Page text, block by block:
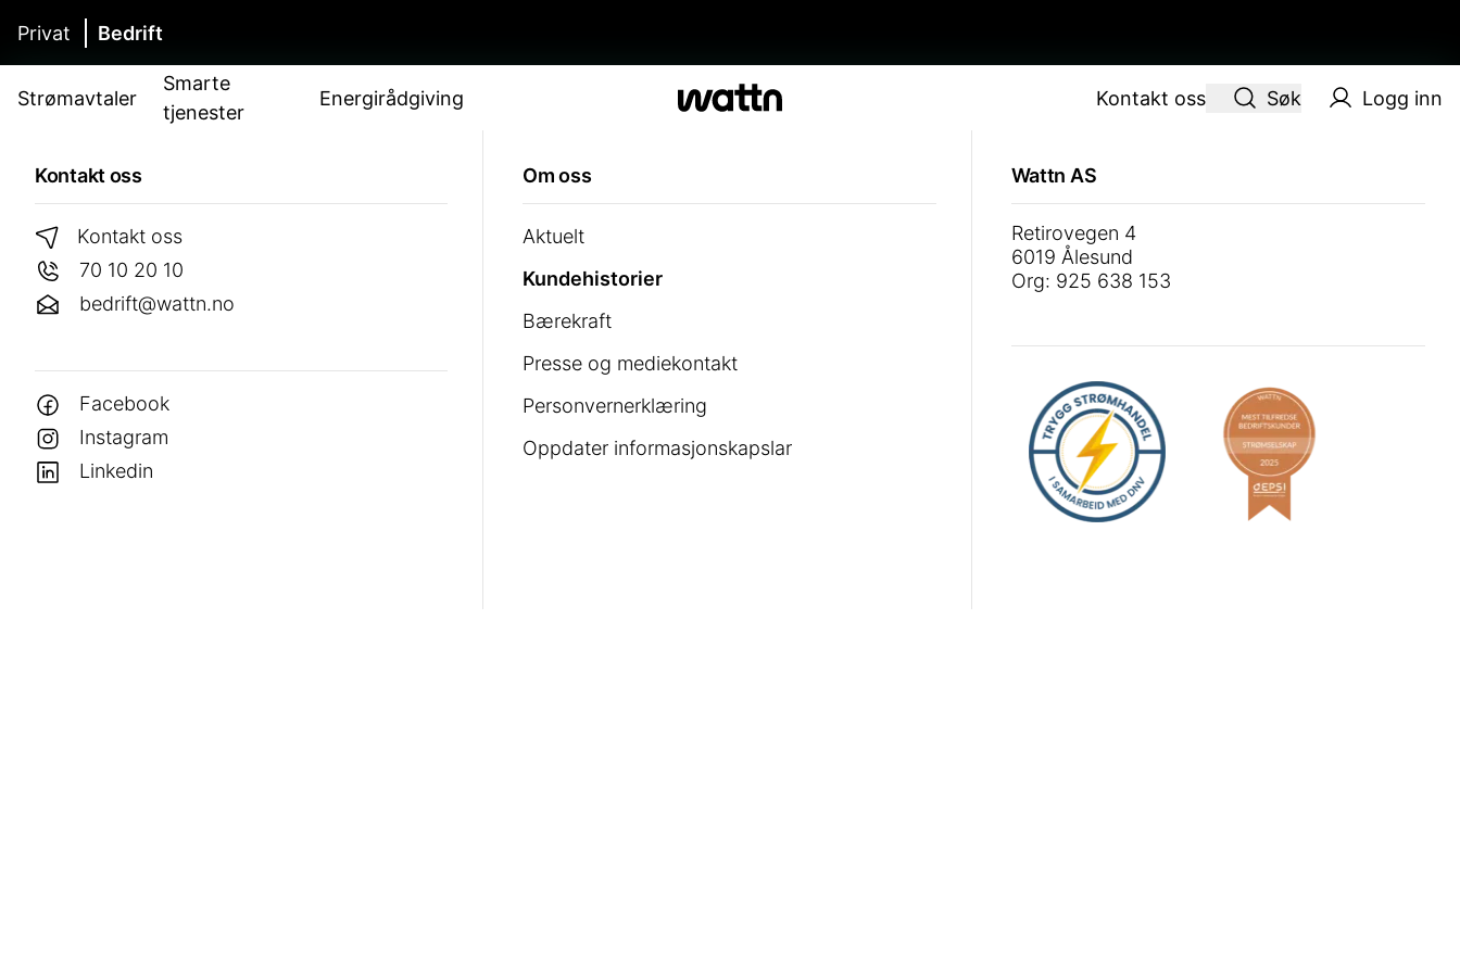
Privat Bedrift
Kontakt oss Søk Logg inn
Strømavtaler
Smarte
tjenester
Energirådgiving
Kontakt oss
Kontakt oss
70 10 20 10
bedrift@wattn.no
Facebook
Instagram
Linkedin
Om oss
Aktuelt
Kundehistorier
Bærekraft
Presse og mediekontakt
Personvernerklæring
Oppdater informasjonskapslar
Wattn AS
Retirovegen 4
6019 Ålesund
Org: 925 638 153